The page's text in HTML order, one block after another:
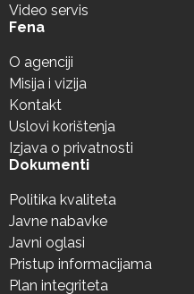
Video servis
Fena
O agenciji
Misija i vizija
Kontakt
Uslovi korištenja
Izjava o privatnosti
Dokumenti
Politika kvaliteta
Javne nabavke
Javni oglasi
Pristup informacijama
Plan integriteta